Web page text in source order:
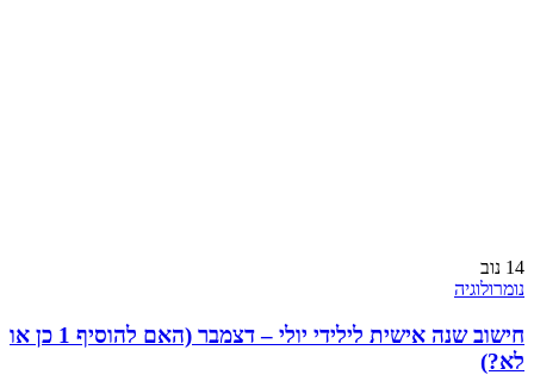
14 נוב
נומרולוגיה
חישוב שנה אישית לילידי יולי – דצמבר (האם להוסיף 1 כן או
לא?)